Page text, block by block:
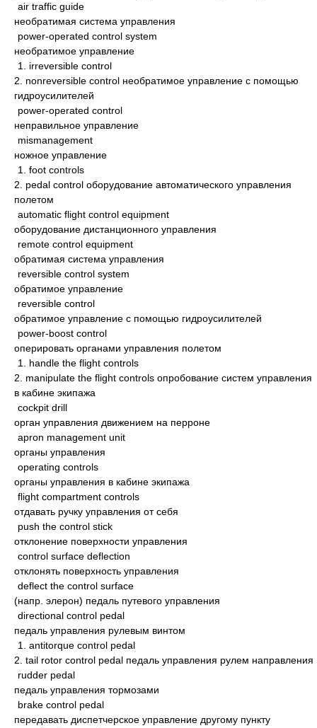
air traffic guide
необратимая система управления
power-operated control system
необратимое управление
1. irreversible control
2. nonreversible control необратимое управление с помощью
гидроусилителей
power-operated control
неправильное управление
mismanagement
ножное управление
1. foot controls
2. pedal control оборудование автоматического управления
полетом
automatic flight control equipment
оборудование дистанционного управления
remote control equipment
обратимая система управления
reversible control system
обратимое управление
reversible control
обратимое управление с помощью гидроусилителей
power-boost control
оперировать органами управления полетом
1. handle the flight controls
2. manipulate the flight controls опробование систем управления
в кабине экипажа
cockpit drill
орган управления движением на перроне
apron management unit
органы управления
operating controls
органы управления в кабине экипажа
flight compartment controls
отдавать ручку управления от себя
push the control stick
отклонение поверхности управления
control surface deflection
отклонять поверхность управления
deflect the control surface
(напр. элерон) педаль путевого управления
directional control pedal
педаль управления рулевым винтом
1. antitorque control pedal
2. tail rotor control pedal педаль управления рулем направления
rudder pedal
педаль управления тормозами
brake control pedal
передавать диспетчерское управление другому пункту